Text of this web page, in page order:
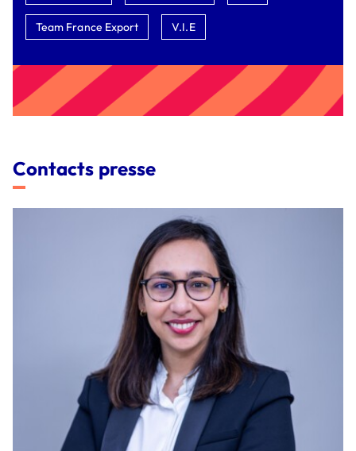
Team France Export V.I.E
Contacts presse